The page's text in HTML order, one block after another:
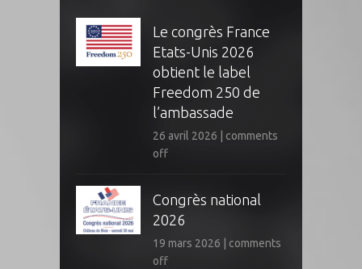
Le congrès France
Etats-Unis 2026
obtient le label
Freedom 250 de
l’ambassade
26 avril 2026
comments
off
Congrès national
2026
19 mars 2026
comments
off